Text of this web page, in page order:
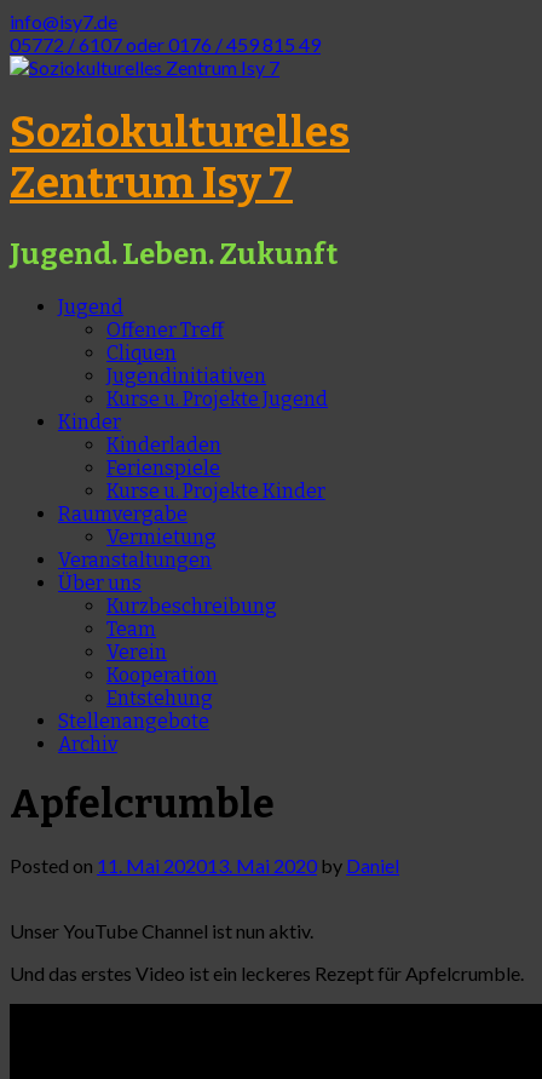
info@isy7.de
05772 / 6107 oder 0176 / 459 815 49
Soziokulturelles
Zentrum Isy 7
Jugend. Leben. Zukunft
Jugend
Offener Treff
Cliquen
Jugendinitiativen
Kurse u. Projekte Jugend
Kinder
Kinderladen
Ferienspiele
Kurse u. Projekte Kinder
Raumvergabe
Vermietung
Veranstaltungen
Über uns
Kurzbeschreibung
Team
Verein
Kooperation
Entstehung
Stellenangebote
Archiv
Apfelcrumble
Posted on 11. Mai 202013. Mai 2020 by Daniel
Unser YouTube Channel ist nun aktiv.
Und das erstes Video ist ein leckeres Rezept für Apfelcrumble.